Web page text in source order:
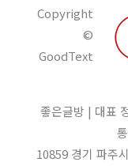
Copyright
©
GoodText
좋은글방 | 대표
10859 경기 파주